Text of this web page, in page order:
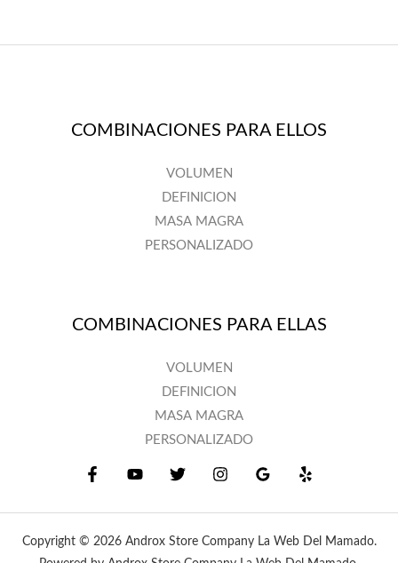
COMBINACIONES PARA ELLOS
VOLUMEN
DEFINICION
MASA MAGRA
PERSONALIZADO
COMBINACIONES PARA ELLAS
VOLUMEN
DEFINICION
MASA MAGRA
PERSONALIZADO
Copyright © 2026 Androx Store Company La Web Del Mamado.